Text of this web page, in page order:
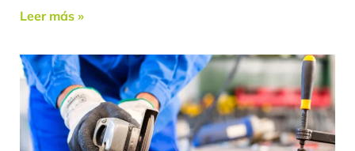
Leer más »